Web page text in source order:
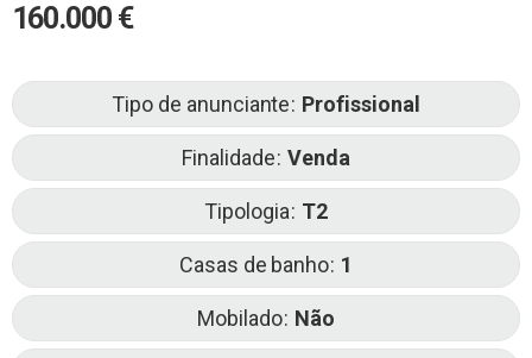
160.000 €
Tipo de anunciante Profissional
Finalidade Venda
Tipologia T2
Casas de banho 1
Mobilado Não